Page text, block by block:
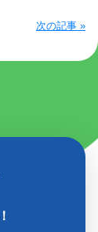
次の記事 »